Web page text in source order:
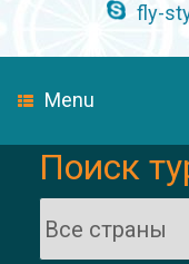
fly-
Menu
Поиск